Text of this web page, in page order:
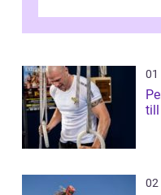
01
till
02